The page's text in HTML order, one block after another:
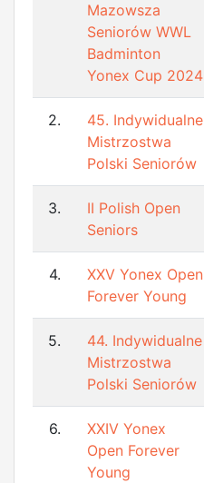
Mazowsza
Seniorów WWL
Badminton
Yonex Cup 2024
2.
45. Indywidualne
Mistrzostwa
Polski Seniorów
3.
II Polish Open
Seniors
4.
XXV Yonex Open
Forever Young
5.
44. Indywidualne
Mistrzostwa
Polski Seniorów
6.
XXIV Yonex
Open Forever
Young